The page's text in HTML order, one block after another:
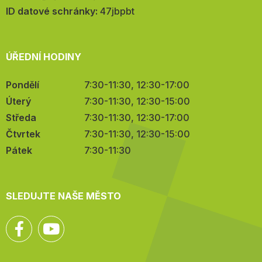
mail:
ID datové schránky: 47jbpbt
ÚŘEDNÍ HODINY
Pondělí
7:30-11:30, 12:30-17:00
Úterý
7:30-11:30, 12:30-15:00
Středa
7:30-11:30, 12:30-17:00
Čtvrtek
7:30-11:30, 12:30-15:00
Pátek
7:30-11:30
SLEDUJTE NAŠE MĚSTO
Facebook